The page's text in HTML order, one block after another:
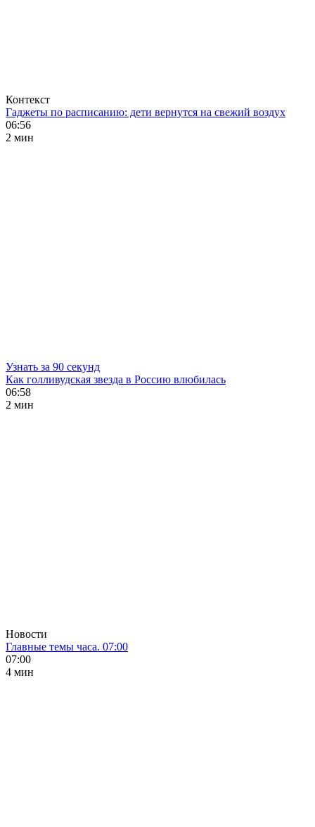
Контекст
Гаджеты по расписанию: дети вернутся на свежий воздух
06:56
2 мин
Узнать за 90 секунд
Как голливудская звезда в Россию влюбилась
06:58
2 мин
Новости
Главные темы часа. 07:00
07:00
4 мин